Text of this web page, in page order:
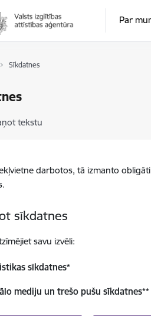
Par
Sīkdatnes
tekstu
darbotos, tā izmanto
sīkdatnes
savu izvēli:
sīkdatnes*
mediju un trešo pušu sīkdatnes**